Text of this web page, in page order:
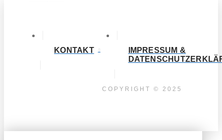
KONTAKT
IMPRESSUM &
COPYRIGHT © 2025